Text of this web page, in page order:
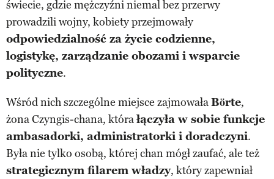
świecie, gdzie mężczyźni niemal bez przerwy
prowadzili wojny, kobiety przejmowały
odpowiedzialność za życie codzienne,
logistykę, zarządzanie obozami i wsparcie
polityczne.
Wśród nich szczególne miejsce zajmowałaBörte,
żona Czyngis-chana, którałączyła w sobie funkcje
ambasadorki, administratorki i doradczyni.
Była nie tylko osobą, której chan mógł zaufać, ale też
strategicznym filarem władzy, który zapewniał